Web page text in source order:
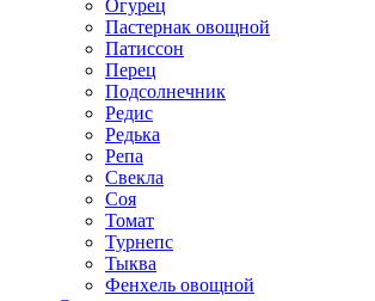
Огурец
Пастернак овощной
Патиссон
Перец
Подсолнечник
Редис
Редька
Репа
Свекла
Соя
Томат
Турнепс
Тыква
Фенхель овощной